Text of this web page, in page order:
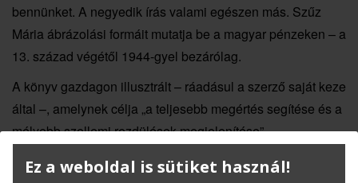
bennünket. A negyedik írás valami egészen más. Szűz
Mária ábrázolási formáit mutatja be a magyar pénzeken – a
13. század végétől 1944-gyel bezárólag.
A könyv gazdagon illusztrált – ráadásul a szerző saját keze
által –, amelynek célja „a teljesebb megértés segítése és a
mélyebb szellemi rezdülések megjelenítése”.
Kellemes utazást kívánunk, kedves Olvasó, az
Ez a weboldal is sütiket használ!